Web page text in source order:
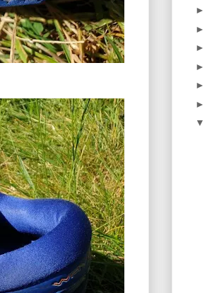
►
►
►
►
►
►
▼